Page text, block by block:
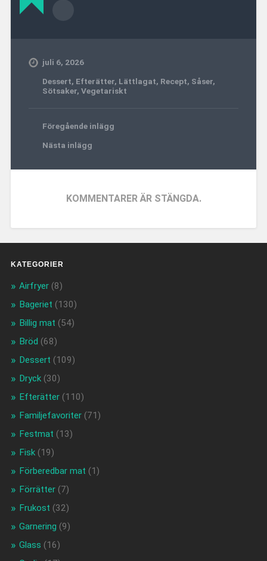
juli 6, 2026
Dessert, Efterätter, Lättlagat, Recept, Såser,
Sötsaker, Vegetariskt
Föregående inlägg
Nästa inlägg
KOMMENTARER ÄR STÄNGDA.
KATEGORIER
Airfryer(8)
Bageriet (130)
Billig mat (54)
Bröd (68)
Dessert (109)
Dryck(30)
Efterätter(110)
Familjefavoriter(71)
Festmat (13)
Fisk(19)
Förberedbar mat (1)
Förrätter(7)
Frukost (32)
Garnering (9)
Glass (16)